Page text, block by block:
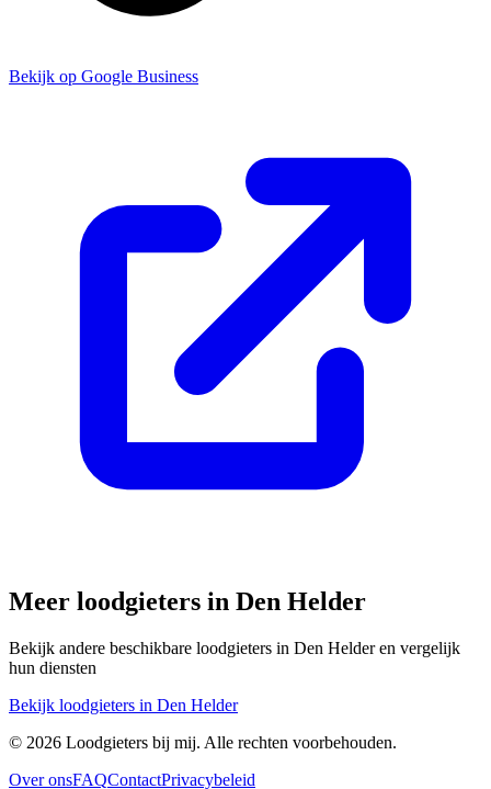
Bekijk op Google Business
Meer loodgieters in Den Helder
Bekijk andere beschikbare loodgieters in Den Helderen vergelijk
hun diensten
Bekijk loodgieters in Den Helder
© 2026 Loodgieters bij mij. Alle rechten voorbehouden.
Over onsFAQContactPrivacybeleid